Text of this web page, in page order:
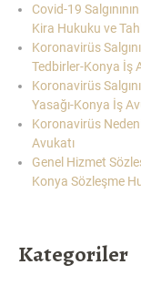
Covid-19
Kira Hukuku ve
Koronavirüs
Tedbirler-Konya İş
Koronavirüs
Yasağı-Konya İş
Koronavirüs
Avukatı
Genel Hizmet
Konya Sözleşme
Kategoriler